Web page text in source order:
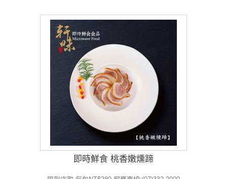
即時鮮食 桃香嫩燻蹄